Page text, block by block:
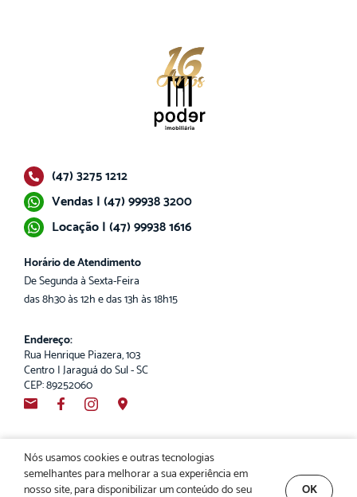
Nós usamos cookies e outras tecnologias
semelhantes para melhorar a sua experiência em
nosso site, para disponibilizar um conteúdo do seu
OK
(47) 3275 1212
Vendas | (47) 99938 3200
Locação | (47) 99938 1616
Horário de Atendimento
De Segunda à Sexta-Feira
das 8h30 às 12h e das 13h às 18h15
Endereço:
Rua Henrique Piazera, 103
Centro | Jaraguá do Sul - SC
CEP: 89252060
Poder Imóveis. CRECI 2932-J. Copyright© 2026. Todos os direitos reservados.